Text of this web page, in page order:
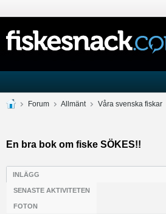
Forum Allmänt Våra svenska fiskar
En bra bok om fiske SÖKES!!
INLÄGG
SENASTE AKTIVITETEN
FOTON